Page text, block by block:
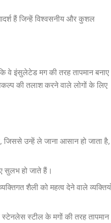
हैं जिन्हें विश्वसनीय और कुशल
वे इंसुलेटेड मग की तरह तापमान बनाए
की तलाश करने वाले लोगों के लिए
उन्हें ले जाना आसान हो जाता है,
हो जाते हैं।
शैली को महत्व देने वाले
स्टील के मगों की तरह तापमान